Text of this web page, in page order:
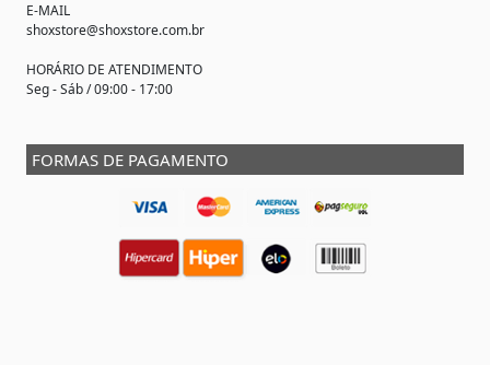
E-MAIL
shoxstore@shoxstore.com.br
HORÁRIO DE ATENDIMENTO
Seg - Sáb / 09:00 - 17:00
FORMAS DE PAGAMENTO